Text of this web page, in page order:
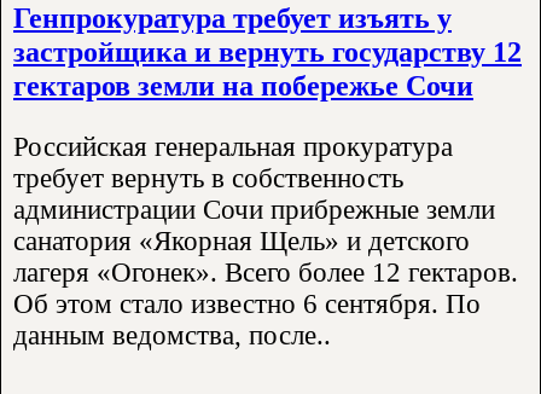
Генпрокуратура требует изъять у
застройщика и вернуть государству 12
гектаров земли на побережье Сочи
Российская генеральная прокуратура
требует вернуть в собственность
администрации Сочи прибрежные земли
санатория «Якорная Щель» и детского
лагеря «Огонек». Всего более 12 гектаров.
Об этом стало известно 6 сентября. По
данным ведомства, после..